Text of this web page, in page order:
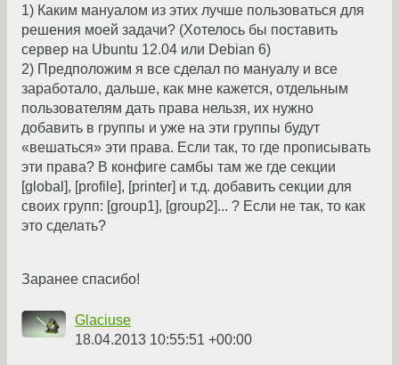
1) Каким мануалом из этих лучше пользоваться для
решения моей задачи? (Хотелось бы поставить
сервер на Ubuntu 12.04 или Debian 6)
2) Предположим я все сделал по мануалу и все
заработало, дальше, как мне кажется, отдельным
пользователям дать права нельзя, их нужно
добавить в группы и уже на эти группы будут
«вешаться» эти права. Если так, то где прописывать
эти права? В конфиге самбы там же где секции
[global], [profile], [printer] и т.д. добавить секции для
своих групп: [group1], [group2]... ? Если не так, то как
это сделать?
Заранее спасибо!
Glaciuse
18.04.2013 10:55:51 +00:00